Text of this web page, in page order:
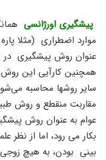
پیشگیری اورژانسی
موارد اضطراری (مثلا
عنوان روش پیشگیری در
همچنین کارآیی این روش
سایر روشها محاسبه
مقاربت منقطع و روش
عوام به عنوان روش
بکار می رود، اما از نظر
بینی بودن، به هیچ